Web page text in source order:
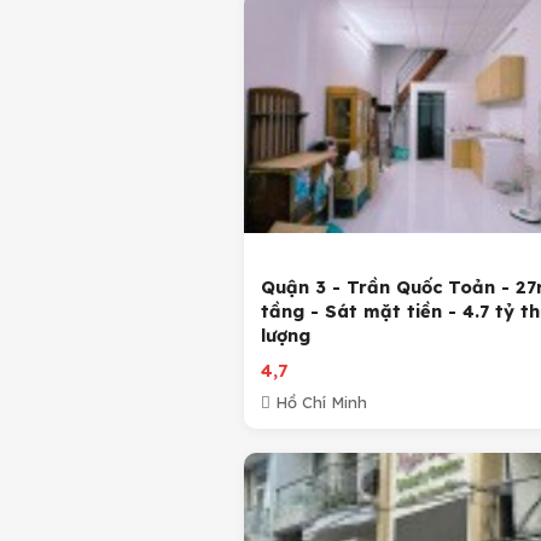
Quận 3 - Trần Quốc Toản -
tầng - Sát mặt tiền - 4.7 tỷ
lượng
4,7
Hồ Chí Minh